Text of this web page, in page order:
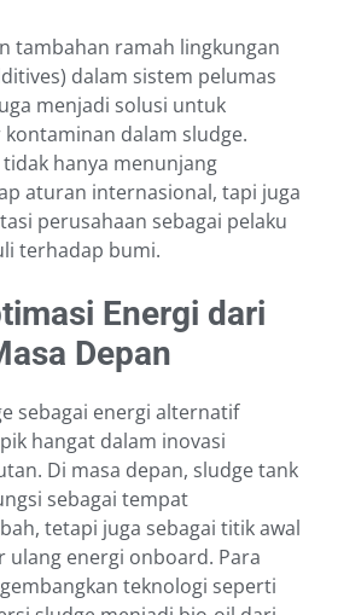
tambahan ramah lingkungan
dalam sistem pelumas
menjadi solusi untuk
dalam sludge.
hanya menunjang
aturan internasional, tapi juga
perusahaan sebagai pelaku
terhadap bumi.
Energi dari
Depan
sebagai energi alternatif
hangat dalam inovasi
Di masa depan, sludge tank
sebagai tempat
tetapi juga sebagai titik awal
ulang energi onboard. Para
teknologi seperti